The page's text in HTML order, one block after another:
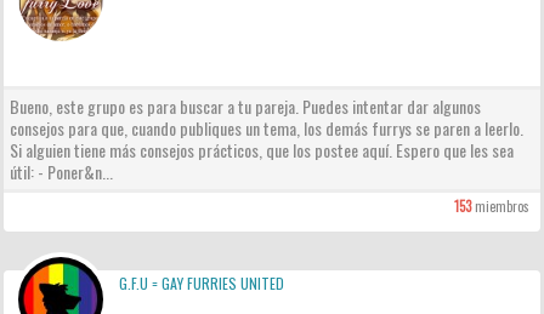
Bueno, este grupo es para buscar a tu pareja. Puedes intentar dar algunos
consejos para que, cuando publiques un tema, los demás furrys se paren a leerlo.
Si alguien tiene más consejos prácticos, que los postee aquí. Espero que les sea
útil: - Poner&n...
153miembros
G.F.U = GAY FURRIES UNITED